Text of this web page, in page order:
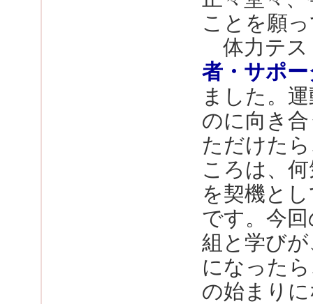
ことを願
体力テス
者・サポ
ました。
のに向き
ただけた
ころは、
を契機と
です。今
組と学び
になった
の始まり